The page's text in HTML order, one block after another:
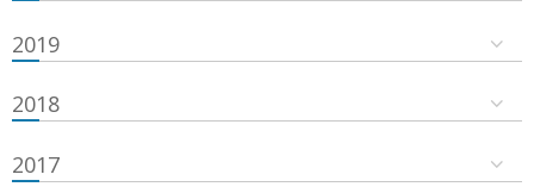
2019
2018
2017